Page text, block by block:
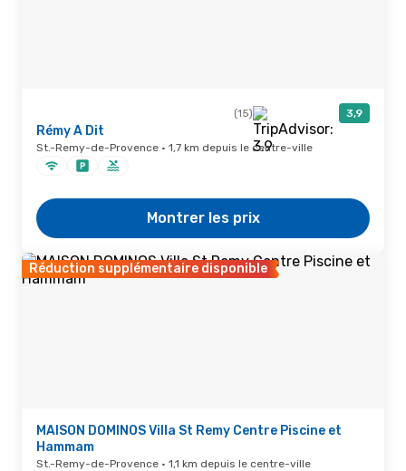
(15) 3,9
Rémy A Dit
St.-Remy-de-Provence · 1,7 km depuis le centre-ville
Montrer les prix
Réduction supplémentaire disponible
MAISON DOMINOS Villa St Remy Centre Piscine et
Hammam
St.-Remy-de-Provence · 1,1 km depuis le centre-ville